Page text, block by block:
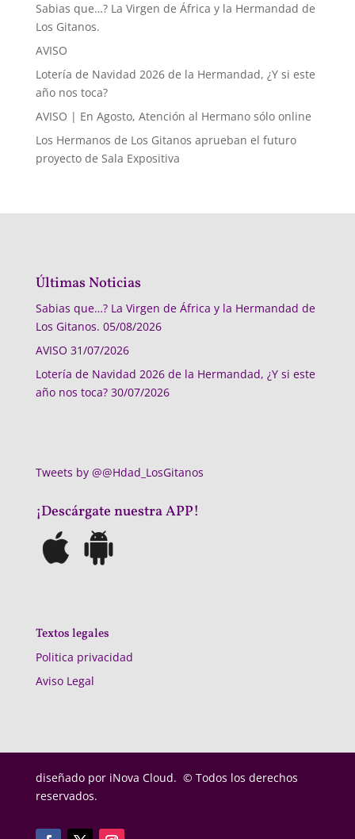
Sabias que…? La Virgen de África y la Hermandad de
Los Gitanos.
AVISO
Lotería de Navidad 2026 de la Hermandad, ¿Y si este
año nos toca?
AVISO | En Agosto, Atención al Hermano sólo online
Los Hermanos de Los Gitanos aprueban el futuro
proyecto de Sala Expositiva
Últimas Noticias
Sabias que…? La Virgen de África y la Hermandad de
Los Gitanos. 05/08/2026
AVISO 31/07/2026
Lotería de Navidad 2026 de la Hermandad, ¿Y si este
año nos toca? 30/07/2026
Tweets by @@Hdad_LosGitanos
¡Descárgate nuestra APP!
Textos legales
Politica privacidad
Aviso Legal
diseñado por iNova Cloud. © Todos los derechos
reservados.